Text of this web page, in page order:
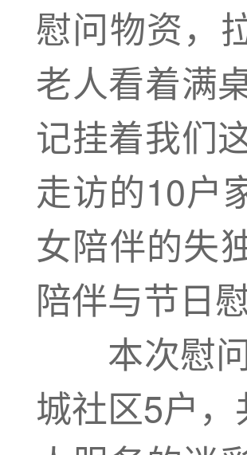
慰问物资，
老人看着满
记挂着我们
走访的10户
女陪伴的失
陪伴与节日
本次慰问
城社区5户